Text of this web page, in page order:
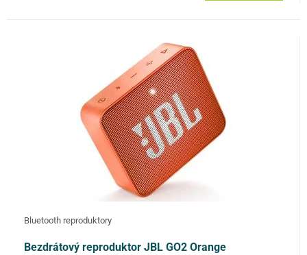
Bluetooth reproduktory
Bezdrátový reproduktor JBL GO2 Orange